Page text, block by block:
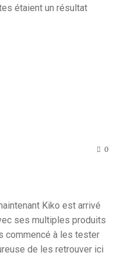
étaient un résultat
0
Kiko est arrivé
ses multiples produits
commencé à les tester
de les retrouver ici